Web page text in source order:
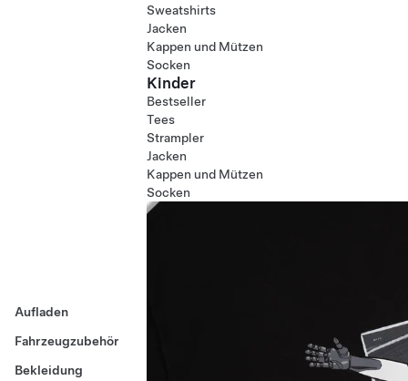
Aufladen
Fahrzeugzubehör
Bekleidung
Sweatshirts
Jacken
Kappen und Mützen
Socken
Kinder
Bestseller
Tees
Strampler
Jacken
Kappen und Mützen
Socken